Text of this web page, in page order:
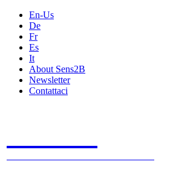
En-Us
De
Fr
Es
It
About Sens2B
Newsletter
Contattaci